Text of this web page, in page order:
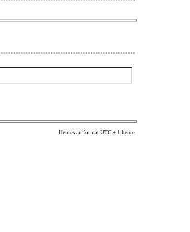
Heures au format UTC + 1 heure